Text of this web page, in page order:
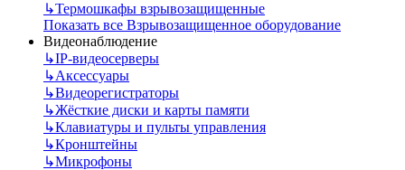
↳Термошкафы взрывозащищенные
Показать все Взрывозащищенное оборудование
Видеонаблюдение
↳IP-видеосерверы
↳Аксессуары
↳Видеорегистраторы
↳Жёсткие диски и карты памяти
↳Клавиатуры и пульты управления
↳Кронштейны
↳Микрофоны